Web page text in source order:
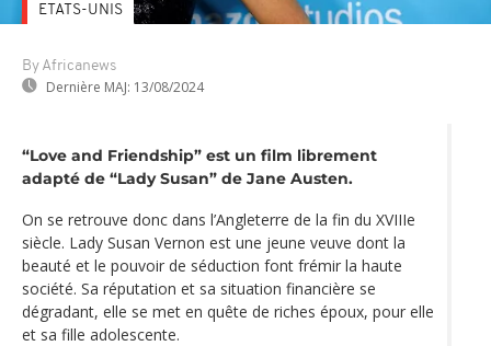
By Africanews
Dernière MAJ: 13/08/2024
ETATS-UNIS
“Love and Friendship” est un film librement
adapté de “Lady Susan” de Jane Austen.
On se retrouve donc dans l’Angleterre de la fin du XVIIIe
siècle. Lady Susan Vernon est une jeune veuve dont la
beauté et le pouvoir de séduction font frémir la haute
société. Sa réputation et sa situation financière se
dégradant, elle se met en quête de riches époux, pour elle
et sa fille adolescente.